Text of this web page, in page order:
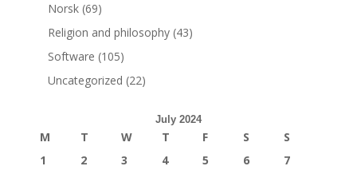
Norsk(69)
Religion and philosophy(43)
Software (105)
Uncategorized (22)
July 2024
M T W T F S
S
1
2 3 4 5 6
7